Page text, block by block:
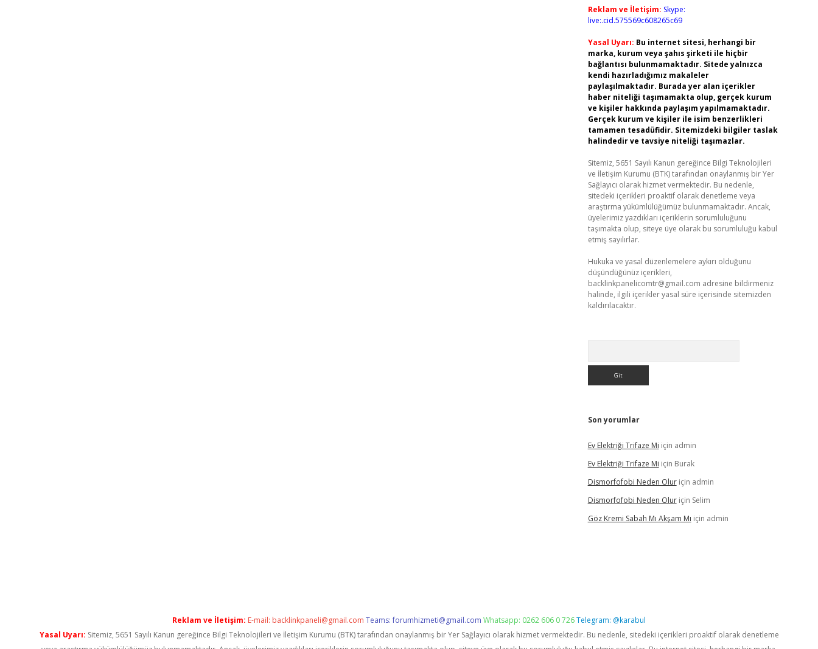
Reklam ve İletişim: Skype:
live:.cid.575569c608265c69
Yasal Uyarı: Bu internet sitesi, herhangi bir
marka, kurum veya şahıs şirketi ile hiçbir
bağlantısı bulunmamaktadır. Sitede yalnızca
kendi hazırladığımız makaleler
paylaşılmaktadır. Burada yer alan içerikler
haber niteliği taşımamakta olup, gerçek kurum
ve kişiler hakkında paylaşım yapılmamaktadır.
Gerçek kurum ve kişiler ile isim benzerlikleri
tamamen tesadüfidir. Sitemizdeki bilgiler taslak
halindedir ve tavsiye niteliği taşımazlar.
Sitemiz, 5651 Sayılı Kanun gereğince Bilgi Teknolojileri
ve İletişim Kurumu (BTK) tarafından onaylanmış bir Yer
Sağlayıcı olarak hizmet vermektedir. Bu nedenle,
sitedeki içerikleri proaktif olarak denetleme veya
araştırma yükümlülüğümüz bulunmamaktadır. Ancak,
üyelerimiz yazdıkları içeriklerin sorumluluğunu
taşımakta olup, siteye üye olarak bu sorumluluğu kabul
etmiş sayılırlar.
Hukuka ve yasal düzenlemelere aykırı olduğunu
düşündüğünüz içerikleri,
backlinkpanelicomtr@gmail.com adresine bildirmeniz
halinde, ilgili içerikler yasal süre içerisinde sitemizden
kaldırılacaktır.
Son yorumlar
Ev Elektriği Trifaze Mi için admin
Ev Elektriği Trifaze Mi için Burak
Dismorfofobi Neden Oluriçin admin
Dismorfofobi Neden Oluriçin Selim
Göz Kremi Sabah Mı Akşam Mı için admin
Reklam ve İletişim: E-mail: backlinkpaneli@gmail.com Teams:forumhizmeti@gmail.com Whatsapp: 0262 606 0 726Telegram: @karabul
Yasal Uyarı: Sitemiz, 5651 Sayılı Kanun gereğince Bilgi Teknolojileri ve İletişim Kurumu (BTK) tarafından onaylanmış bir Yer Sağlayıcı olarak hizmet vermektedir. Bu nedenle, sitedeki içerikleri proaktif olarak denetleme